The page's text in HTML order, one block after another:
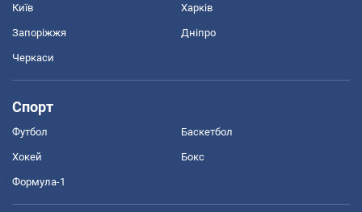
Київ Харків
Запоріжжя Дніпро
Черкаси
Спорт
Футбол Баскетбол
Хокей Бокс
Формула-1